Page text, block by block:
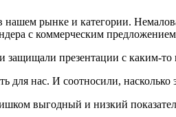
рынке и категории.
с коммерческим
презентации с каким-
нас. И соотносили,
выгодный и низкий